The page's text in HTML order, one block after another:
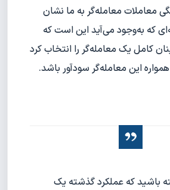
معاملات معامله‌گر به ما نشان
که به‌وجود می‌آید این است که
کامل یک معامله‌گر را انتخاب کرد
این معامله‌گر سودآور باشد.
باشید که عملکرد گذشته یک